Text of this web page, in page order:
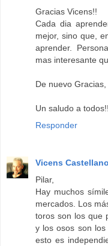
Gracias Vicens!!
Cada dia
mejor, sino que,
aprender.
mas interesante
De nuevo
Un saludo a todos!!
Responder
Vicens Castellano
Pilar,
Hay muchos
mercados. Los
toros son los que
y los osos son
esto es